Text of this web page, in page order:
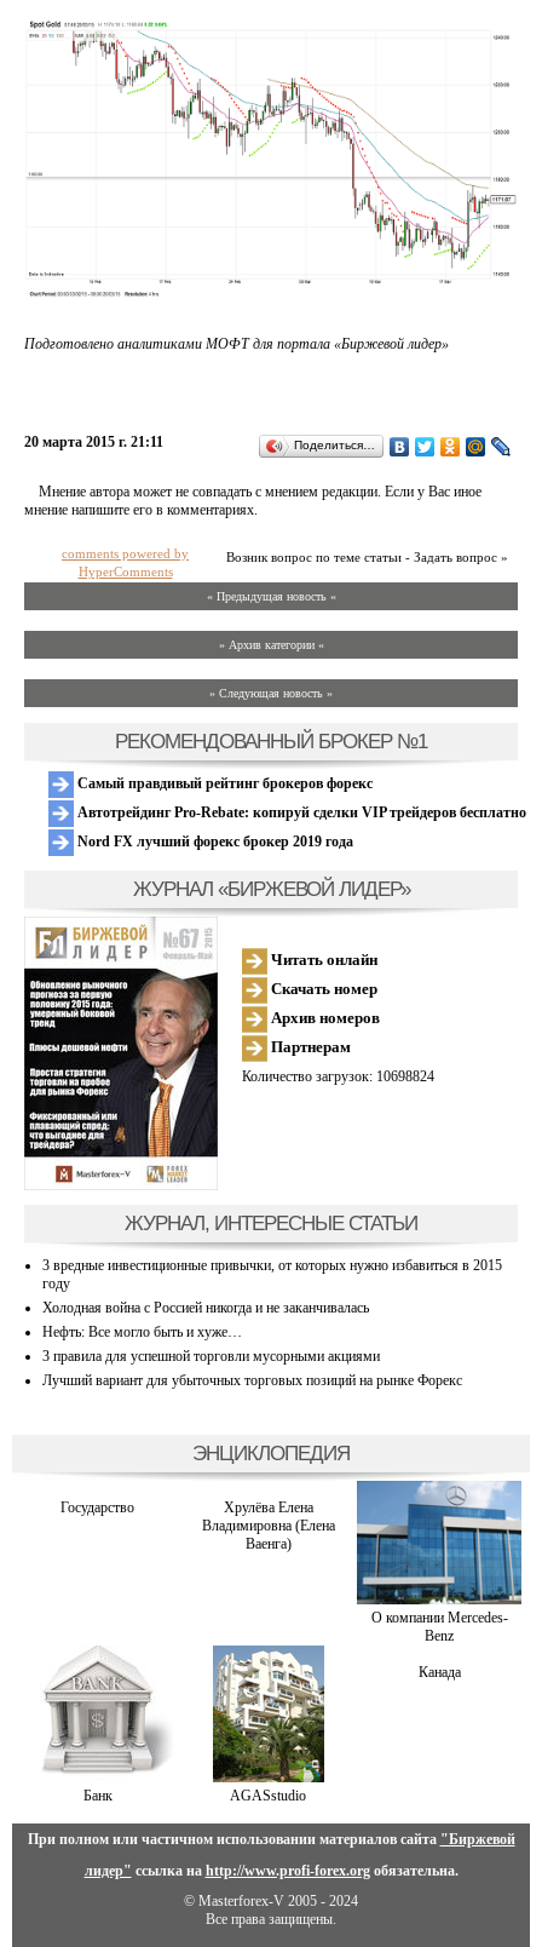
Подготовлено аналитиками МОФТ для портала «Биржевой лидер»
20 марта 2015 г. 21:11 Поделиться…
Мнение автора может не совпадать с мнением редакции. Если у Вас иное
мнение напишите его в комментариях.
Возник вопрос по теме статьи - Задать вопрос »
comments powered by
HyperComments
« Предыдущая новость «
» Архив категории «
» Следующая новость »
РЕКОМЕНДОВАННЫЙ БРОКЕР №1
Самый правдивый рейтинг брокеров форекс
Автотрейдинг Pro-Rebate: копируй сделки VIP трейдеров бесплатно
Nord FX лучший форекс брокер 2019 года
ЖУРНАЛ «БИРЖЕВОЙ ЛИДЕР»
Читать онлайн
Скачать номер
Архив номеров
Партнерам
Количество загрузок: 10698824
ЖУРНАЛ, ИНТЕРЕСНЫЕ СТАТЬИ
3 вредные инвестиционные привычки, от которых нужно избавиться в 2015
году
Холодная война с Россией никогда и не заканчивалась
Нефть: Все могло быть и хуже…
3 правила для успешной торговли мусорными акциями
Лучший вариант для убыточных торговых позиций на рынке Форекс
ЭНЦИКЛОПЕДИЯ
Государство
Хрулёва Елена
Владимировна (Елена
Ваенга)
О компании Mercedes-
Benz
Банк AGASstudio
Канада
При полном или частичном использовании материалов сайта "Биржевой
лидер" ссылка на http://www.profi-forex.orgобязательна.
© Masterforex-V 2005 - 2024
Все права защищены.